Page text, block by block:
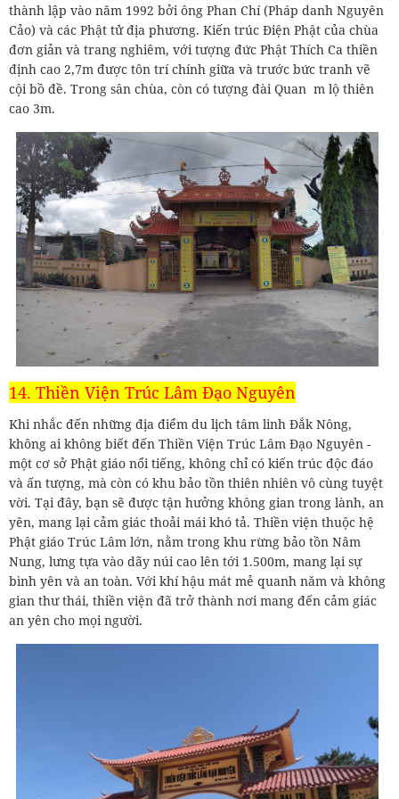
thành lập vào năm 1992 bởi ông Phan Chí (Pháp danh Nguyên
Cảo) và các Phật tử địa phương. Kiến trúc Điện Phật của chùa
đơn giản và trang nghiêm, với tượng đức Phật Thích Ca thiền
định cao 2,7m được tôn trí chính giữa và trước bức tranh vẽ
cội bồ đề. Trong sân chùa, còn có tượng đài Quan m lộ thiên
cao 3m.
14. Thiền Viện Trúc Lâm Đạo Nguyên
Khi nhắc đến những địa điểm du lịch tâm linh Đắk Nông,
không ai không biết đến Thiền Viện Trúc Lâm Đạo Nguyên -
một cơ sở Phật giáo nổi tiếng, không chỉ có kiến trúc độc đáo
và ấn tượng, mà còn có khu bảo tồn thiên nhiên vô cùng tuyệt
vời. Tại đây, bạn sẽ được tận hưởng không gian trong lành, an
yên, mang lại cảm giác thoải mái khó tả. Thiền viện thuộc hệ
Phật giáo Trúc Lâm lớn, nằm trong khu rừng bảo tồn Nâm
Nung, lưng tựa vào dãy núi cao lên tới 1.500m, mang lại sự
bình yên và an toàn. Với khí hậu mát mẻ quanh năm và không
gian thư thái, thiền viện đã trở thành nơi mang đến cảm giác
an yên cho mọi người.